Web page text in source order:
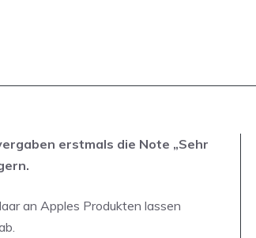
erstmals die Note „Sehr
an Apples Produkten lassen